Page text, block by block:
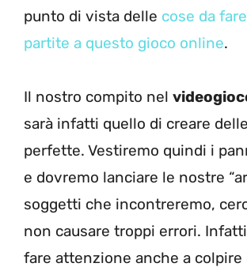
punto di vista delle cose da
partite a questo gioco online.
Il nostro compito nel
sarà infatti quello di creare
perfette. Vestiremo quindi i
e dovremo lanciare le nostre
soggetti che incontreremo,
non causare troppi errori.
fare attenzione anche a